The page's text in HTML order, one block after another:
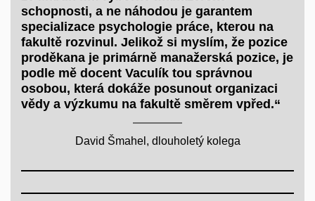
schopnosti, a ne náhodou je garantem
specializace psychologie práce, kterou na
fakultě rozvinul. Jelikož si myslím, že pozice
proděkana je primárně manažerská pozice, je
podle mě docent Vaculík tou správnou
osobou, která dokáže posunout organizaci
vědy a výzkumu na fakultě směrem vpřed.“
David Šmahel, dlouholetý kolega